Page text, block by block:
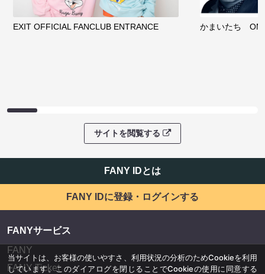
EXIT OFFICIAL FANCLUB ENTRANCE かまいたち
サイトを閲覧する
FANY IDとは
FANY IDに登録・ログインする
FANYサービス
FANY
FANY Ticket
当サイトは、お客様の使いやすさ、利用状況の分析のためCookieを利用
しています。このダイアログを閉じることでCookieの使用に同意する